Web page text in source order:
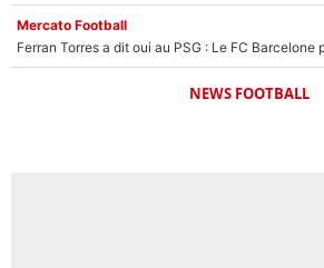
Mercato Football
NEWS FOOTBALL